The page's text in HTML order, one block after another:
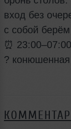
вход без
с собой
⏰
?